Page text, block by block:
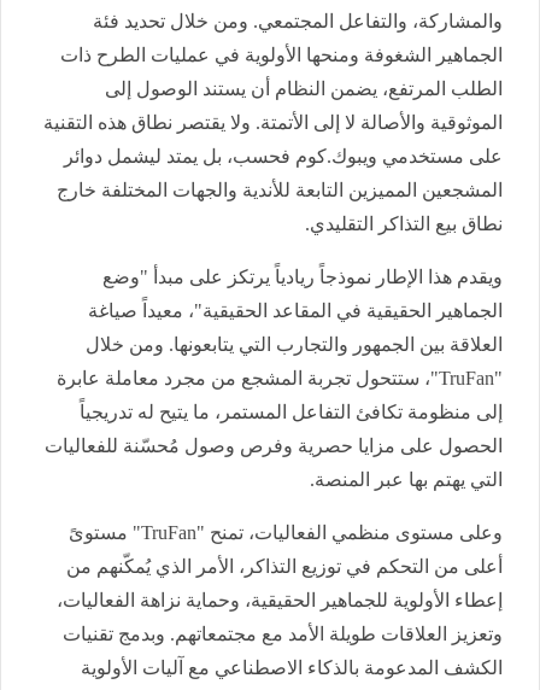
والمشاركة، والتفاعل المجتمعي. ومن خلال تحديد فئة
الجماهير الشغوفة ومنحها الأولوية في عمليات الطرح ذات
الطلب المرتفع، يضمن النظام أن يستند الوصول إلى
الموثوقية والأصالة لا إلى الأتمتة. ولا يقتصر نطاق هذه التقنية
على مستخدمي ويبوك.كوم فحسب، بل يمتد ليشمل دوائر
المشجعين المميزين التابعة للأندية والجهات المختلفة خارج
نطاق بيع التذاكر التقليدي.
ويقدم هذا الإطار نموذجاً ريادياً يرتكز على مبدأ "وضع
الجماهير الحقيقية في المقاعد الحقيقية"، معيداً صياغة
العلاقة بين الجمهور والتجارب التي يتابعونها. ومن خلال
"TruFan"
، ستتحول تجربة المشجع من مجرد معاملة عابرة
إلى منظومة تكافئ التفاعل المستمر، ما يتيح له تدريجياً
الحصول على مزايا حصرية وفرص وصول مُحسّنة للفعاليات
التي يهتم بها عبر المنصة.
وعلى مستوى منظمي الفعاليات، تمنح "TruFan"
مستوىً
أعلى من التحكم في توزيع التذاكر، الأمر الذي يُمكّنهم من
إعطاء الأولوية للجماهير الحقيقية، وحماية نزاهة الفعاليات،
وتعزيز العلاقات طويلة الأمد مع مجتمعاتهم. وبدمج تقنيات
الكشف المدعومة بالذكاء الاصطناعي مع آليات الأولوية